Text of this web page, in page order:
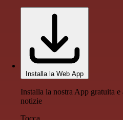
Installa la Web App
Installa la nostra App gratuita
notizie